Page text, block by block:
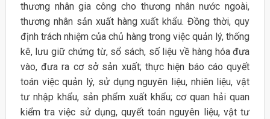
thương nhân gia công cho thương nhân nước ngoài,
thương nhân sản xuất hàng xuất khẩu. Đồng thời, quy
định trách nhiệm của chủ hàng trong việc quản lý, thống
kê, lưu giữ chứng từ, sổ sách, số liệu về hàng hóa đưa
vào, đưa ra cơ sở sản xuất; thực hiện báo cáo quyết
toán việc quản lý, sử dụng nguyên liệu, nhiên liệu, vật
tư nhập khẩu, sản phẩm xuất khẩu; cơ quan hải quan
kiểm tra việc sử dụng, quyết toán nguyên liệu, vật tư